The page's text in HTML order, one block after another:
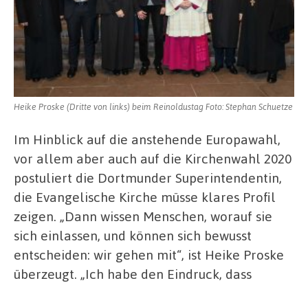
Heike Proske (Dritte von links) beim Reinoldustag Foto: Stephan Schuetze
Im Hinblick auf die anstehende Europawahl,
vor allem aber auch auf die Kirchenwahl 2020
postuliert die Dortmunder Superintendentin,
die Evangelische Kirche müsse klares Profil
zeigen. „Dann wissen Menschen, worauf sie
sich einlassen, und können sich bewusst
entscheiden: wir gehen mit“, ist Heike Proske
überzeugt. „Ich habe den Eindruck, dass